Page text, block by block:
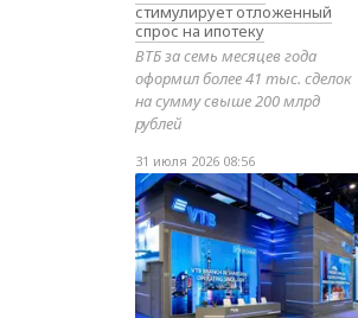
стимулирует отложенный
спрос на ипотеку
ВТБ за семь месяцев года
оформил более 41 тыс. сделок
на сумму свыше 200 млрд
рублей
31 июля 2026 08:56